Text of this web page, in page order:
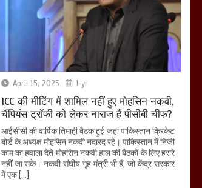
April 15, 2025 1 yr
ICC की मीटिंग में शामिल नहीं हुए मोहसिन नकवी,
चैंपियंस ट्रॉफी को लेकर नाराज हैं पीसीबी चीफ?
आईसीसी की वार्षिक तिमाही बैठक हुई जहां पाकिस्तान क्रिकेट
बोर्ड के अध्यक्ष मोहसिन नकवी नदारद रहे। पाकिस्तान में निजी
काम का हवाला देते मोहसिन नकवी हाल की बैठकों के लिए हरारे
नहीं जा सके। नकवी संघीय गृह मंत्री भी हैं, जो केंद्र सरकार
में एक […]